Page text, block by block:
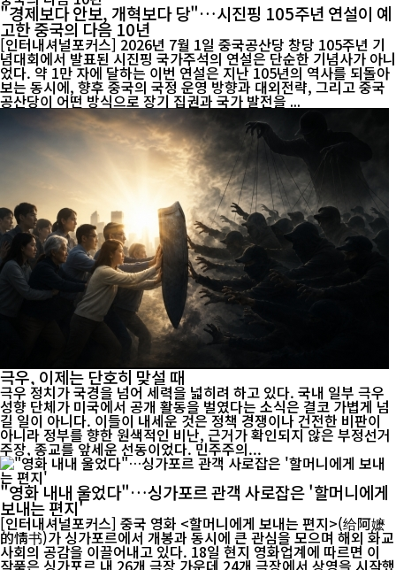
"경제보다 안보, 개혁보다 당"…시진핑 105주년 연설이 예
고한 중국의 다음 10년
[인터내셔널포커스] 2026년 7월 1일 중국공산당 창당 105주년 기
념대회에서 발표된 시진핑 국가주석의 연설은 단순한 기념사가 아니
었다. 약 1만 자에 달하는 이번 연설은 지난 105년의 역사를 되돌아
보는 동시에, 향후 중국의 국정 운영 방향과 대외전략, 그리고 중국
공산당이 어떤 방식으로 장기 집권과 국가 발전을 ...
극우, 이제는 단호히 맞설 때
극우 정치가 국경을 넘어 세력을 넓히려 하고 있다. 국내 일부 극우
성향 단체가 미국에서 공개 활동을 벌였다는 소식은 결코 가볍게 넘
길 일이 아니다. 이들이 내세운 것은 정책 경쟁이나 건전한 비판이
아니라 정부를 향한 원색적인 비난, 근거가 확인되지 않은 부정선거
주장, 종교를 앞세운 선동이었다. 민주주의...
"영화 내내 울었다"…싱가포르 관객 사로잡은 '할머니에게
보내는 편지'
[인터내셔널포커스] 중국 영화 <할머니에게 보내는 편지>(给阿嬷
的情书)가 싱가포르에서 개봉과 동시에 큰 관심을 모으며 해외 화교
사회의 공감을 이끌어내고 있다. 18일 현지 영화업계에 따르면 이